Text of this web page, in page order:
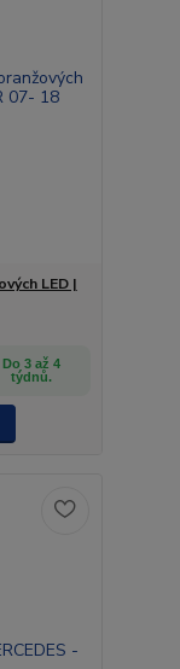
LED |
Do 3 až 4
týdnů.